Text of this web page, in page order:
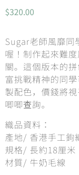
$320.00
Sugar老師風靡同
喔！制作起來難
關。這個版本的
富挑戰精神的同
製配色，價錢將
唧唧查詢。
織品資料：
產地/ 香港手工鉤
規格/ 長約18厘米
材質/ 牛奶毛線